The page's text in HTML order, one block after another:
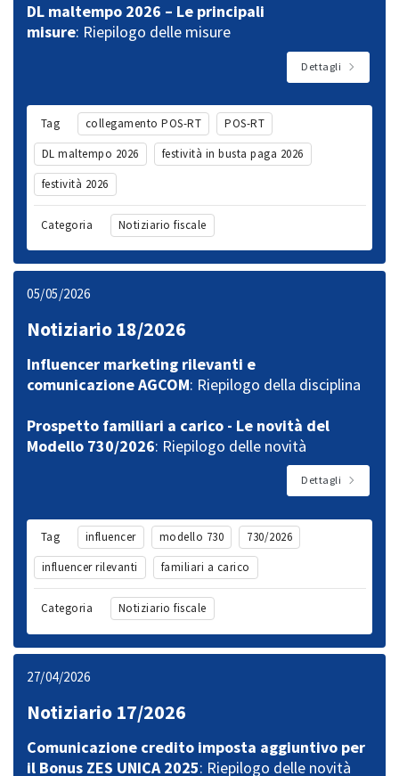
DL maltempo 2026 – Le principali
misure: Riepilogo delle misure
Dettagli
Tag collegamento POS-RT
POS-RT
DL maltempo 2026
festività in busta paga 2026
festività 2026
Categoria Notiziario fiscale
05/05/2026
Notiziario 18/2026
Influencer marketing rilevanti e
comunicazione AGCOM: Riepilogo della disciplina
Prospetto familiari a carico - Le novità del
Modello 730/2026: Riepilogo delle novità
Dettagli
Tag influencer modello 730
730/2026
influencer rilevanti
familiari a carico
Categoria Notiziario fiscale
27/04/2026
Notiziario 17/2026
Comunicazione credito imposta aggiuntivo per
il Bonus ZES UNICA 2025: Riepilogo delle novità